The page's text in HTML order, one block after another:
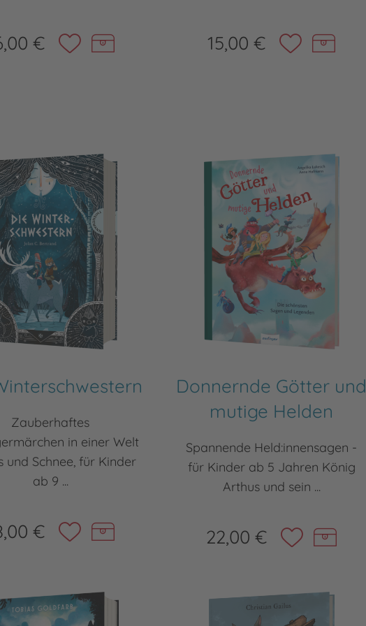
€ 15,00 €
Zauberhaftes
in einer Welt
und Schnee, für Kinder
ab 9 ...
€
Donnernde Götter und
mutige Helden
Spannende Held:innensagen -
für Kinder ab 5 Jahren König
Arthus und sein ...
22,00 €